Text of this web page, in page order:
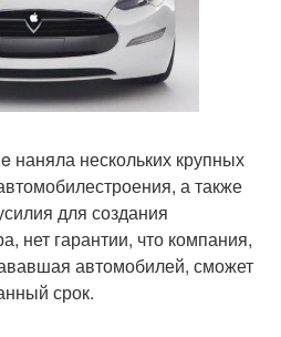
наняла нескольких крупных
а также
для создания
нет гарантии, что компания,
автомобилей, сможет
срок.